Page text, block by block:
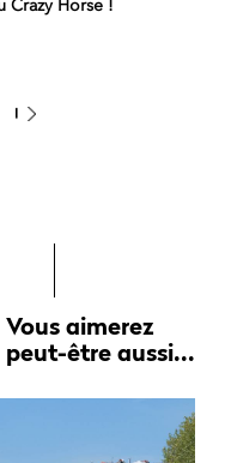
Crazy Horse !
Vous aimerez
peut-être aussi...